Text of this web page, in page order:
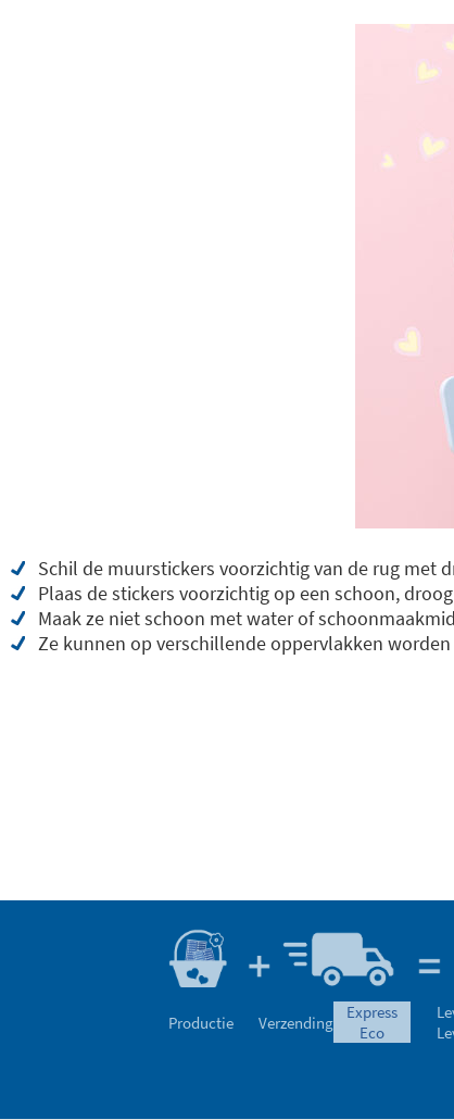
Schil de muurstickers voorzichtig van de rug met
Plaas de stickers voorzichtig op een schoon,
Maak ze niet schoon met water of
Ze kunnen op verschillende oppervlakken
Productie Verzending
express
eco